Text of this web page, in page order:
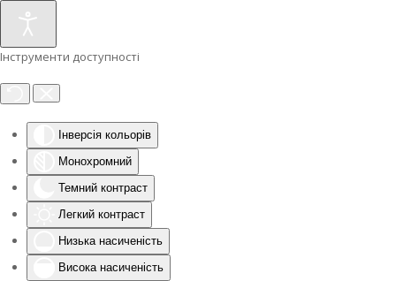
Інструменти доступності
Інверсія кольорів
Монохромний
Темний контраст
Легкий контраст
Низька насиченість
Висока насиченість